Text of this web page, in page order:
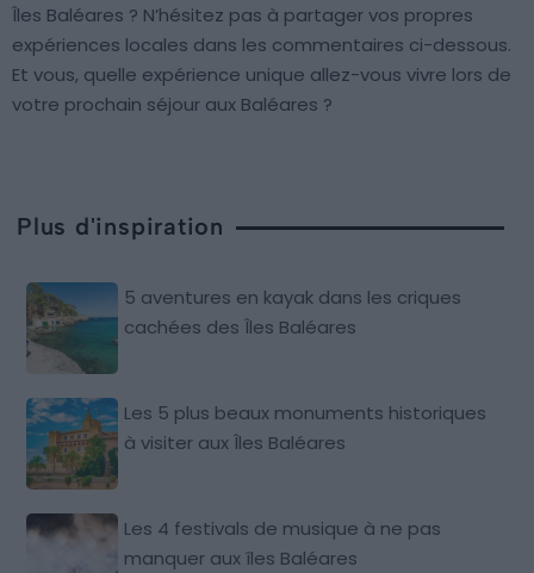
Îles Baléares ? N’hésitez pas à partager vos propres
expériences locales dans les commentaires ci-dessous.
Et vous, quelle expérience unique allez-vous vivre lors de
votre prochain séjour aux Baléares ?
Plus d'inspiration
5 aventures en kayak dans les criques
cachées des Îles Baléares
Les 5 plus beaux monuments historiques
à visiter aux Îles Baléares
Les 4 festivals de musique à ne pas
manquer aux îles Baléares